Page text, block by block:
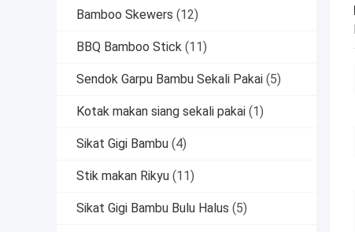
Bamboo Skewers (12)
BBQ Bamboo Stick (11)
Sendok Garpu Bambu Sekali Pakai (5)
Kotak makan siang sekali pakai (1)
Sikat Gigi Bambu (4)
Stik makan Rikyu (11)
Sikat Gigi Bambu Bulu Halus (5)